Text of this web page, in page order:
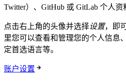
Twitter）、GitHub 或 GitLab 个人资
点击右上角的头像并选择设置，即
里您可以查看和管理您的个人信息
定首选语言等。
账户设置